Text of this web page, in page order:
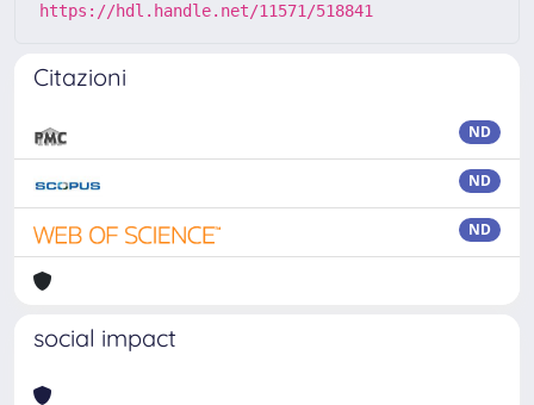
https://hdl.handle.net/11571/518841
Citazioni
ND
ND
ND
social impact